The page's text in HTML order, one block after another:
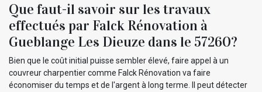
Que faut-il savoir sur les travaux
effectués par Falck Rénovation à
Gueblange Les Dieuze dans le 57260?
Bien que le coût initial puisse sembler élevé, faire appel à un
couvreur charpentier comme Falck Rénovation va faire
économiser du temps et de l'argent à long terme. Il peut détecter